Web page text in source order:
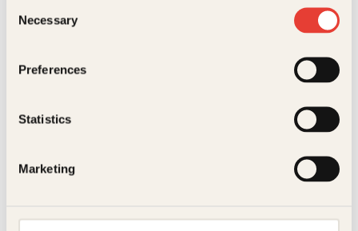
Selection
Necessary
Preferences
Statistics
Marketing
Pocket199kr
Nielsen, Olav Viksmo Slettan,